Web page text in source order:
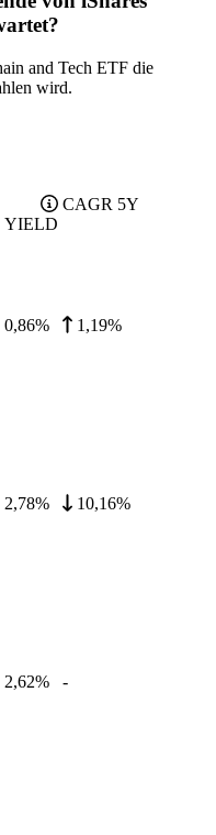
and Tech ETF die
wird.
YIELD
CAGR 5Y
0,86% 1,19%
2,78% 10,16%
2,62% -